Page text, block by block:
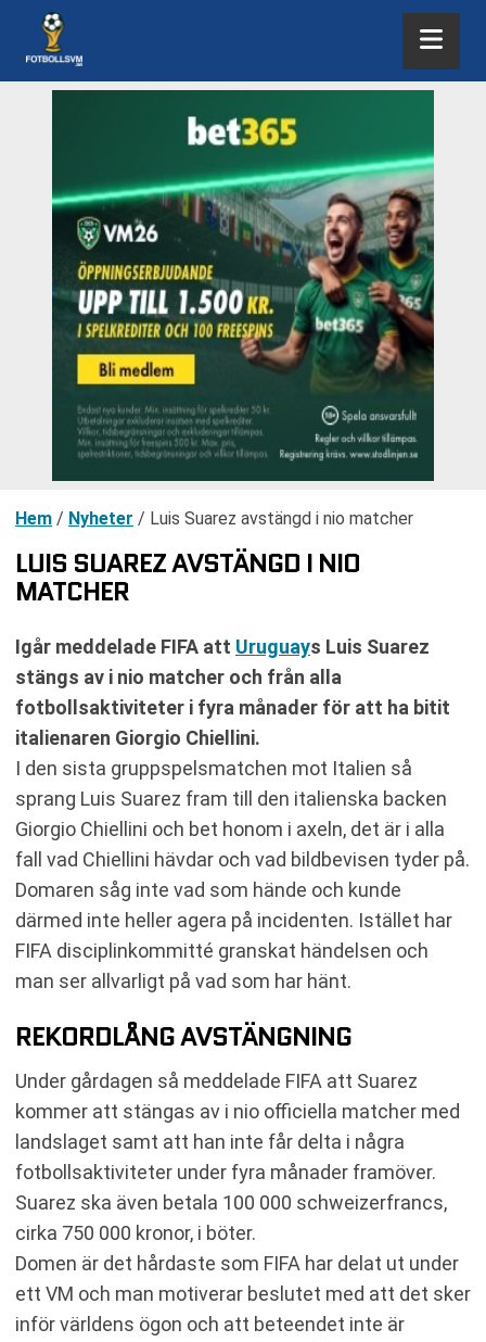
Hem / Nyheter / Luis Suarez avstängd i nio matcher
LUIS SUAREZ AVSTÄNGD I NIO
MATCHER
Igår meddelade FIFA att Uruguays Luis Suarez
stängs av i nio matcher och från alla
fotbollsaktiviteter i fyra månader för att ha bitit
italienaren Giorgio Chiellini.
I den sista gruppspelsmatchen mot Italien så
sprang Luis Suarez fram till den italienska backen
Giorgio Chiellini och bet honom i axeln, det är i alla
fall vad Chiellini hävdar och vad bildbevisen tyder på.
Domaren såg inte vad som hände och kunde
därmed inte heller agera på incidenten. Istället har
FIFA disciplinkommitté granskat händelsen och
man ser allvarligt på vad som har hänt.
REKORDLÅNG AVSTÄNGNING
Under gårdagen så meddelade FIFA att Suarez
kommer att stängas av i nio officiella matcher med
landslaget samt att han inte får delta i några
fotbollsaktiviteter under fyra månader framöver.
Suarez ska även betala 100 000 schweizerfrancs,
cirka 750 000 kronor, i böter.
Domen är det hårdaste som FIFA har delat ut under
ett VM och man motiverar beslutet med att det sker
inför världens ögon och att beteendet inte är